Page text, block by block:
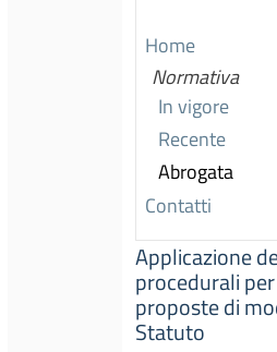
Home
Normativa
In vigore
Recente
Abrogata
Contatti
Applicazione
procedurali
proposte di
Statuto